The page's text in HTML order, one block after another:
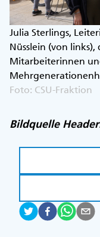
Julia Sterlings,
Nüsslein (von
Mitarbeiterinnen
Foto: CSU-Fraktion
Bildquelle